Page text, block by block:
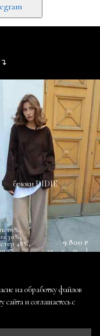
↴
20%,
30%,
48%,
2% xs s m l
брюки DIDIE
9 800 ₽
на обработку файлов
и соглашаетесь с